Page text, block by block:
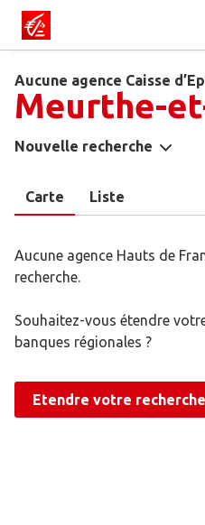
Aucune agence Caisse
Meurthe-
Nouvelle recherche
Carte Liste
Aucune agence Hauts de
recherche.
Souhaitez-vous étendre
banques régionales ?
Etendre votre recherche